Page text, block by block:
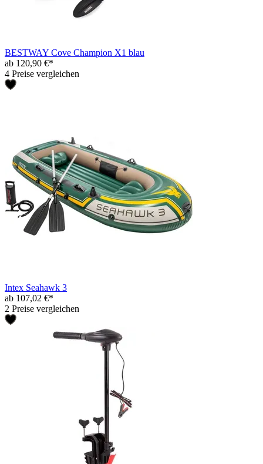
BESTWAY Cove Champion X1 blau
ab 120,90 €*
4 Preise vergleichen
Intex Seahawk 3
ab 107,02 €*
2 Preise vergleichen